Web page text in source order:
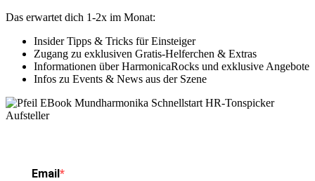
Das erwartet dich 1-2x im Monat:
Insider Tipps & Tricks für Einsteiger
Zugang zu exklusiven Gratis-Helferchen & Extras
Informationen über HarmonicaRocks und exklusive Angebote
Infos zu Events & News aus der Szene
Email